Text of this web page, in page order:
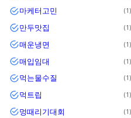
마케터고민 1
만두맛집 1
매운냉면 1
매입임대 1
먹는물수질 1
먹트립 1
멍때리기대회 1